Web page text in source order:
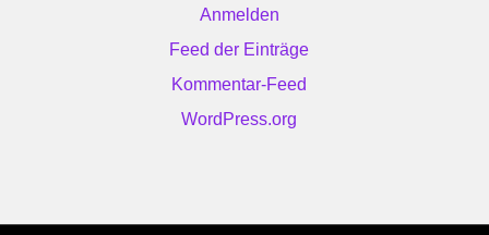
Anmelden
Feed der Einträge
Kommentar-Feed
WordPress.org